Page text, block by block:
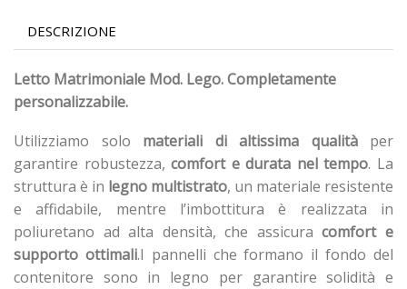
DESCRIZIONE
Letto Matrimoniale Mod. Lego. Completamente
personalizzabile.
Utilizziamo solo materiali di altissima qualitàper
garantire robustezza,comfort e durata nel tempo. La
struttura è in legno multistrato, un materiale resistente
e affidabile, mentre l’imbottitura è realizzata in
poliuretano ad alta densità, che assicuracomfort e
supporto ottimali.I pannelli che formano il fondo del
contenitore sono in legno per garantire solidità e